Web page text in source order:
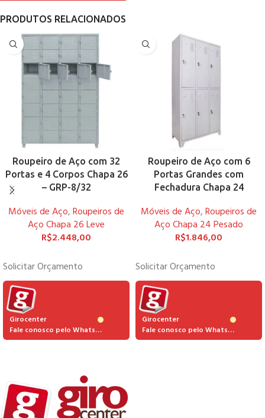
PRODUTOS RELACIONADOS
Roupeiro de Aço com 32
Portas e 4 Corpos Chapa 26
– GRP-8/32
Móveis de Aço,Roupeiros de
Aço Chapa 26 Leve
R$2.448,00
Solicitar Orçamento
Girocenter
Fale conosco pelo Whatsapp
Roupeiro de Aço com 6
Portas Grandes com
Fechadura Chapa 24
Móveis de Aço,Roupeiros de
Aço Chapa 24 Pesado
R$1.846,00
Solicitar Orçamento
Girocenter
Fale conosco pelo Whatsapp